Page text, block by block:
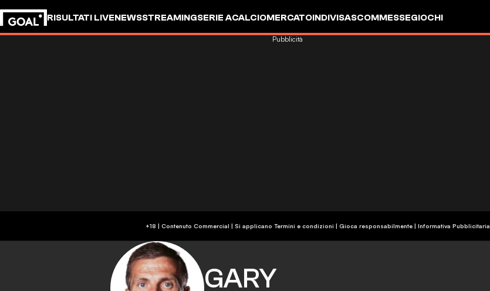
RISULTATI LIVENEWSSTREAMINGSERIE ACALCIOMERCATOINDIVISASCOMMESSEGIOCHI
+18 | Contenuto Commercial | Si applicano Termini e condizioni | Gioca responsabilmente| Informativa Pubblicitaria
Pubblicità
GARY